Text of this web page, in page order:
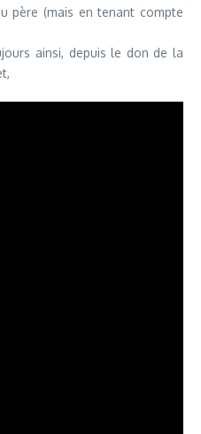
père (mais en tenant compte
ainsi, depuis le don de la